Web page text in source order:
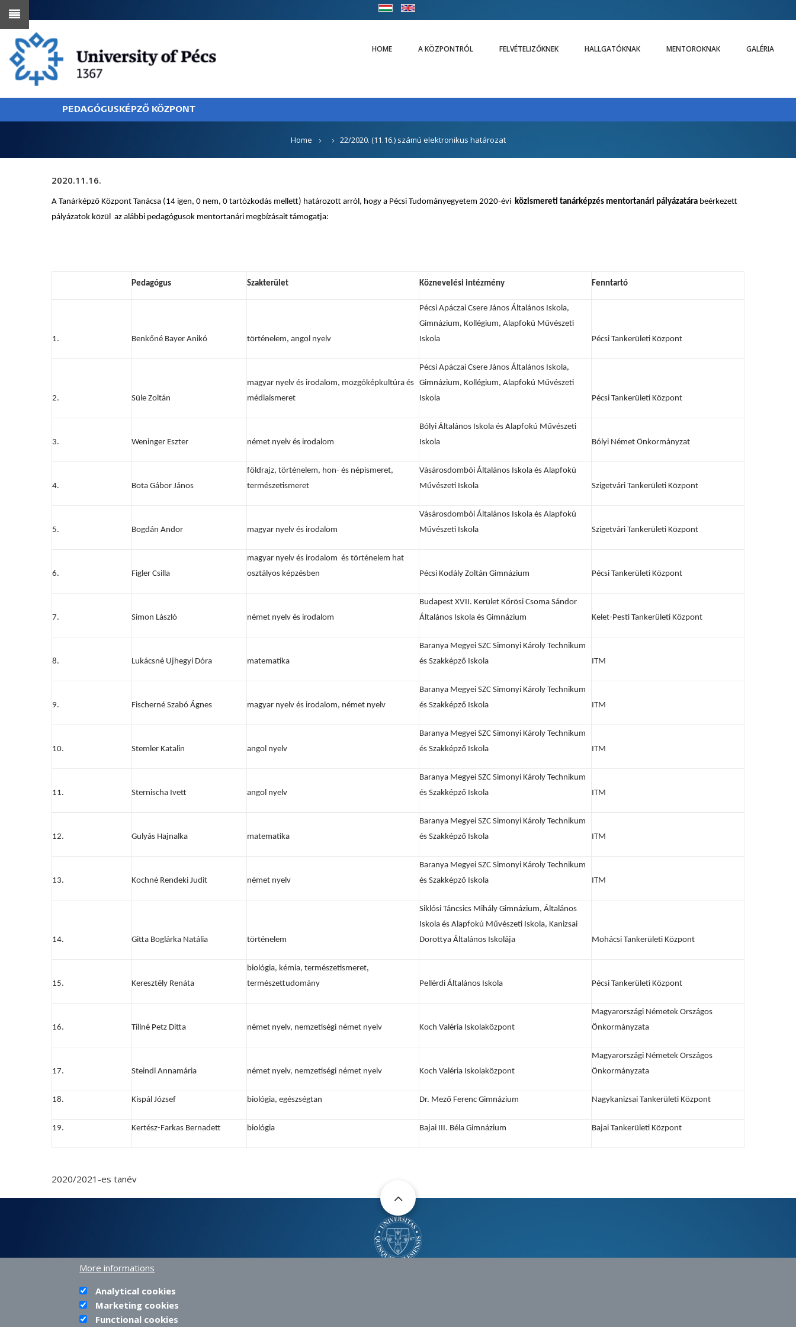
Skip
main
content
HOME A KÖZPONTRÓL FELVÉTELIZŐKNEK HALLGATÓKNAK MENTOROKNAK GALÉRIA
PEDAGÓGUSKÉPZŐ KÖZPONT
Home 22/2020. (11.16.) számú elektronikus határozat
2020.11.16.
A Tanárképző Központ Tanácsa (14 igen, 0 nem, 0 tartózkodás mellett) határozott arról, hogy a Pécsi Tudományegyetem 2020-évi közismereti tanárképzés mentortanári pályázatára beérkezett
pályázatok közül az alábbi pedagógusok mentortanári megbízásait támogatja:
Pedagógus Szakterület Köznevelési intézmény Fenntartó
1. Benkőné Bayer Anikó történelem, angol nyelv
Pécsi Apáczai Csere János Általános Iskola,
Gimnázium, Kollégium, Alapfokú Művészeti
Iskola
Pécsi Tankerületi Központ
2. Süle Zoltán
magyar nyelv és irodalom, mozgóképkultúra és
médiaismeret
Pécsi Apáczai Csere János Általános Iskola,
Gimnázium, Kollégium, Alapfokú Művészeti
Iskola
Pécsi Tankerületi Központ
3. Weninger Eszter német nyelv és irodalom
Bólyi Általános Iskola és Alapfokú Művészeti
Iskola
Bólyi Német Önkormányzat
4. Bota Gábor János
földrajz, történelem, hon- és népismeret,
természetismeret
Vásárosdombói Általános Iskola és Alapfokú
Művészeti Iskola
Szigetvári Tankerületi Központ
5. Bogdán Andor magyar nyelv és irodalom
Vásárosdombói Általános Iskola és Alapfokú
Művészeti Iskola
Szigetvári Tankerületi Központ
6. Figler Csilla
magyar nyelv és irodalom és történelem hat
osztályos képzésben
Pécsi Kodály Zoltán Gimnázium Pécsi Tankerületi Központ
7. Simon László német nyelv és irodalom
Budapest XVII. Kerület Kőrösi Csoma Sándor
Általános Iskola és Gimnázium
Kelet-Pesti Tankerületi Központ
8. Lukácsné Ujhegyi Dóra matematika
Baranya Megyei SZC Simonyi Károly Technikum
és Szakképző Iskola
ITM
9. Fischerné Szabó Ágnes magyar nyelv és irodalom, német nyelv
Baranya Megyei SZC Simonyi Károly Technikum
és Szakképző Iskola
ITM
10. Stemler Katalin angol nyelv
Baranya Megyei SZC Simonyi Károly Technikum
és Szakképző Iskola
ITM
11. Sternischa Ivett angol nyelv
Baranya Megyei SZC Simonyi Károly Technikum
és Szakképző Iskola
ITM
12. Gulyás Hajnalka matematika
Baranya Megyei SZC Simonyi Károly Technikum
és Szakképző Iskola
ITM
13. Kochné Rendeki Judit német nyelv
Baranya Megyei SZC Simonyi Károly Technikum
és Szakképző Iskola
ITM
14. Gitta Boglárka Natália történelem
Siklósi Táncsics Mihály Gimnázium, Általános
Iskola és Alapfokú Művészeti Iskola, Kanizsai
Dorottya Általános Iskolája
Mohácsi Tankerületi Központ
15. Keresztély Renáta
biológia, kémia, természetismeret,
természettudomány
Pellérdi Általános Iskola Pécsi Tankerületi Központ
16. Tillné Petz Ditta német nyelv, nemzetiségi német nyelv Koch Valéria Iskolaközpont
Magyarországi Németek Országos
Önkormányzata
17. Steindl Annamária német nyelv, nemzetiségi német nyelv Koch Valéria Iskolaközpont
Magyarországi Németek Országos
Önkormányzata
18. Kispál József biológia, egészségtan Dr. Mező Ferenc Gimnázium Nagykanizsai Tankerületi Központ
19. Kertész-Farkas Bernadett biológia Bajai III. Béla Gimnázium Bajai Tankerületi Központ
2020/2021-es tanév
More informations
Analytical cookies
Marketing cookies
Functional cookies